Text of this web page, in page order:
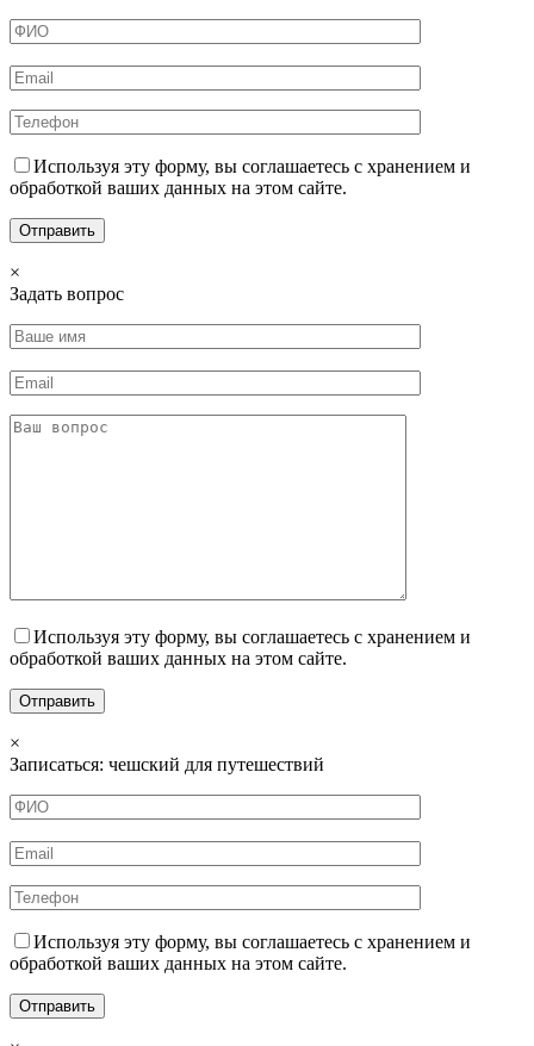
Используя эту форму, вы соглашаетесь с хранением и
обработкой ваших данных на этом сайте.
×
Задать вопрос
Используя эту форму, вы соглашаетесь с хранением и
обработкой ваших данных на этом сайте.
×
Записаться: чешский для путешествий
Используя эту форму, вы соглашаетесь с хранением и
обработкой ваших данных на этом сайте.